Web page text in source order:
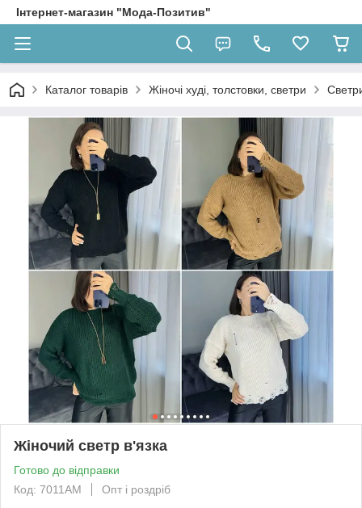
Інтернет-магазин "Мода-Позитив"
Каталог товарів Жіночі худі, толстовки, светри
Жіночий светр в'язка
Готово до відправки
Код: 7011АМ
Опт і роздріб